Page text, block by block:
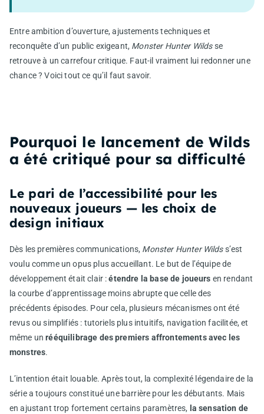
Entre ambition d’ouverture, ajustements techniques et
reconquête d’un public exigeant, Monster Hunter Wildsse
retrouve à un carrefour critique. Faut-il vraiment lui redonner une
chance ? Voici tout ce qu’il faut savoir.
Pourquoi le lancement de Wilds
a été critiqué pour sa difficulté
Le pari de l’accessibilité pour les
nouveaux joueurs — les choix de
design initiaux
Dès les premières communications, Monster Hunter Wildss’est
voulu comme un opus plus accueillant. Le but de l’équipe de
développement était clair :étendre la base de joueurs en rendant
la courbe d’apprentissage moins abrupte que celle des
précédents épisodes. Pour cela, plusieurs mécanismes ont été
revus ou simplifiés : tutoriels plus intuitifs, navigation facilitée, et
même unrééquilibrage des premiers affrontements avec les
monstres.
L’intention était louable. Après tout, la complexité légendaire de la
série a toujours constitué une barrière pour les débutants. Mais
en ajustant trop fortement certains paramètres, la sensation de